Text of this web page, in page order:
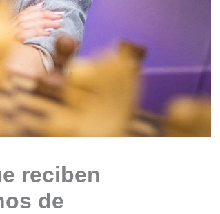
reciben
de